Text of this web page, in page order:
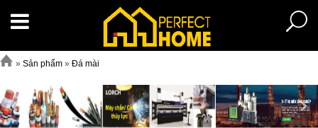
» Sản phẩm » Đá mài